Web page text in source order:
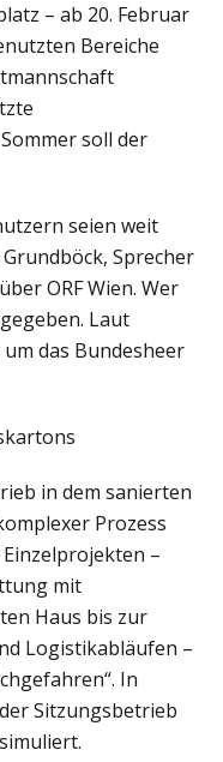
– ab 20. Februar
Bereiche
soll der
seien weit
Sprecher
ORF Wien. Wer
Laut
das Bundesheer
in dem sanierten
Prozess
–
mit
Haus bis zur
Logistikabläufen –
In
Sitzungsbetrieb